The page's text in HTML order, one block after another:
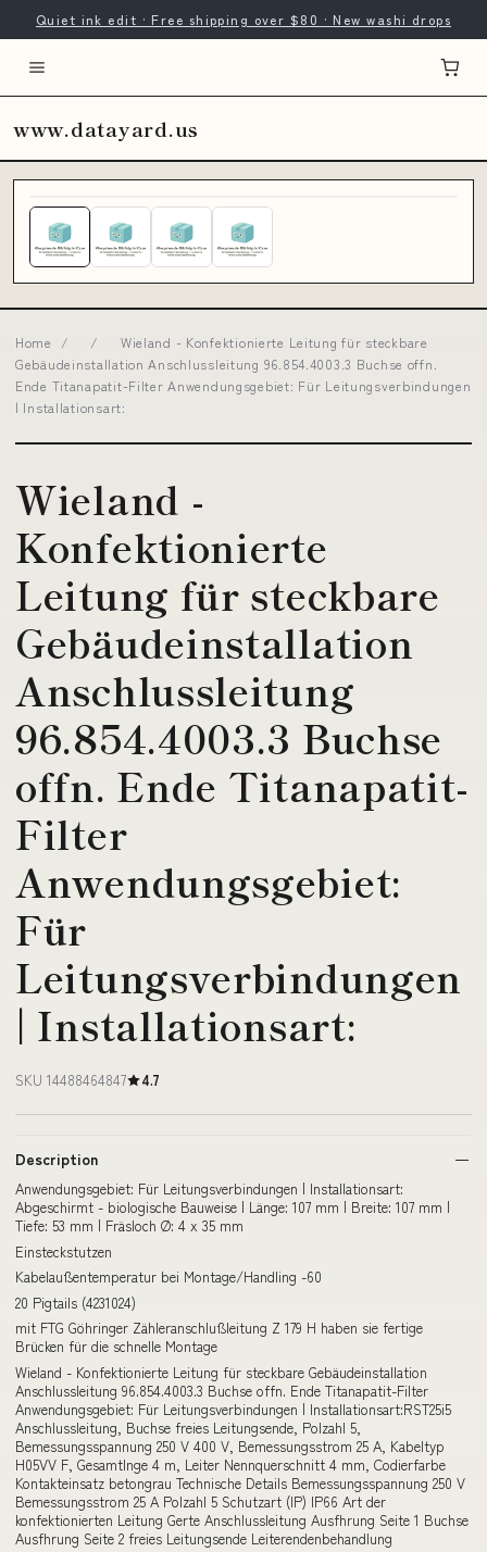
Quiet ink edit · Free shipping over $80 · New washi drops
www.datayard.us
Home / /
Wieland - Konfektionierte Leitung für steckbare
Gebäudeinstallation Anschlussleitung 96.854.4003.3 Buchse offn.
Ende Titanapatit-Filter Anwendungsgebiet: Für Leitungsverbindungen
| Installationsart:
Wieland -
Konfektionierte
Leitung für steckbare
Gebäudeinstallation
Anschlussleitung
96.854.4003.3 Buchse
offn. Ende Titanapatit-
Filter
Anwendungsgebiet:
Für
Leitungsverbindungen
| Installationsart:
SKU 14488464847 4.7
Description
Anwendungsgebiet: Für Leitungsverbindungen | Installationsart:
Abgeschirmt - biologische Bauweise | Länge: 107 mm | Breite: 107 mm |
Tiefe: 53 mm | Fräsloch Ø: 4 x 35 mm
Einsteckstutzen
Kabelaußentemperatur bei Montage/Handling -60
20 Pigtails (4231024)
mit FTG Göhringer Zähleranschlußleitung Z 179 H haben sie fertige
Brücken für die schnelle Montage
Wieland - Konfektionierte Leitung für steckbare Gebäudeinstallation
Anschlussleitung 96.854.4003.3 Buchse offn. Ende Titanapatit-Filter
Anwendungsgebiet: Für Leitungsverbindungen | Installationsart:RST25i5
Anschlussleitung, Buchse freies Leitungsende, Polzahl 5,
Bemessungsspannung 250 V 400 V, Bemessungsstrom 25 A, Kabeltyp
H05VV F, Gesamtlnge 4 m, Leiter Nennquerschnitt 4 mm, Codierfarbe
Kontakteinsatz betongrau Technische Details Bemessungsspannung 250 V
Bemessungsstrom 25 A Polzahl 5 Schutzart (IP) IP66 Art der
konfektionierten Leitung Gerte Anschlussleitung Ausfhrung Seite 1 Buchse
Ausfhrung Seite 2 freies Leitungsende Leiterendenbehandlung